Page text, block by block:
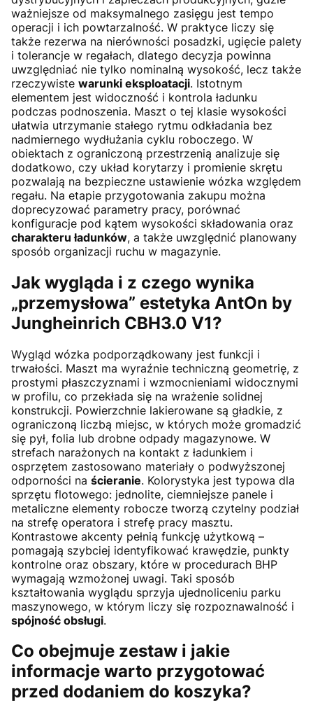
ważniejsze od maksymalnego zasięgu jest tempo
operacji i ich powtarzalność. W praktyce liczy się
także rezerwa na nierówności posadzki, ugięcie palety
i tolerancje w regałach, dlatego decyzja powinna
uwzględniać nie tylko nominalną wysokość, lecz także
rzeczywiste warunki eksploatacji. Istotnym
elementem jest widoczność i kontrola ładunku
podczas podnoszenia. Maszt o tej klasie wysokości
ułatwia utrzymanie stałego rytmu odkładania bez
nadmiernego wydłużania cyklu roboczego. W
obiektach z ograniczoną przestrzenią analizuje się
dodatkowo, czy układ korytarzy i promienie skrętu
pozwalają na bezpieczne ustawienie wózka względem
regału. Na etapie przygotowania zakupu można
doprecyzować parametry pracy, porównać
konfiguracje pod kątem wysokości składowania oraz
charakteru ładunków, a także uwzględnić planowany
sposób organizacji ruchu w magazynie.
Jak wygląda i z czego wynika
„przemysłowa” estetyka AntOn by
Jungheinrich CBH3.0 V1?
Wygląd wózka podporządkowany jest funkcji i
trwałości. Maszt ma wyraźnie techniczną geometrię, z
prostymi płaszczyznami i wzmocnieniami widocznymi
w profilu, co przekłada się na wrażenie solidnej
konstrukcji. Powierzchnie lakierowane są gładkie, z
ograniczoną liczbą miejsc, w których może gromadzić
się pył, folia lub drobne odpady magazynowe. W
strefach narażonych na kontakt z ładunkiem i
osprzętem zastosowano materiały o podwyższonej
odporności na ścieranie. Kolorystyka jest typowa dla
sprzętu flotowego: jednolite, ciemniejsze panele i
metaliczne elementy robocze tworzą czytelny podział
na strefę operatora i strefę pracy masztu.
Kontrastowe akcenty pełnią funkcję użytkową –
pomagają szybciej identyfikować krawędzie, punkty
kontrolne oraz obszary, które w procedurach BHP
wymagają wzmożonej uwagi. Taki sposób
kształtowania wyglądu sprzyja ujednoliceniu parku
maszynowego, w którym liczy się rozpoznawalność i
spójność obsługi.
Co obejmuje zestaw i jakie
informacje warto przygotować
przed dodaniem do koszyka?